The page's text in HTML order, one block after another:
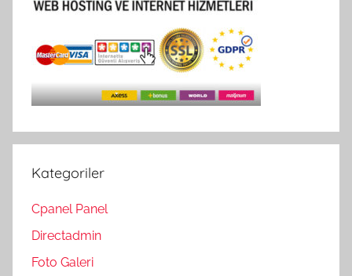
Kategoriler
Cpanel Panel
Directadmin
Foto Galeri